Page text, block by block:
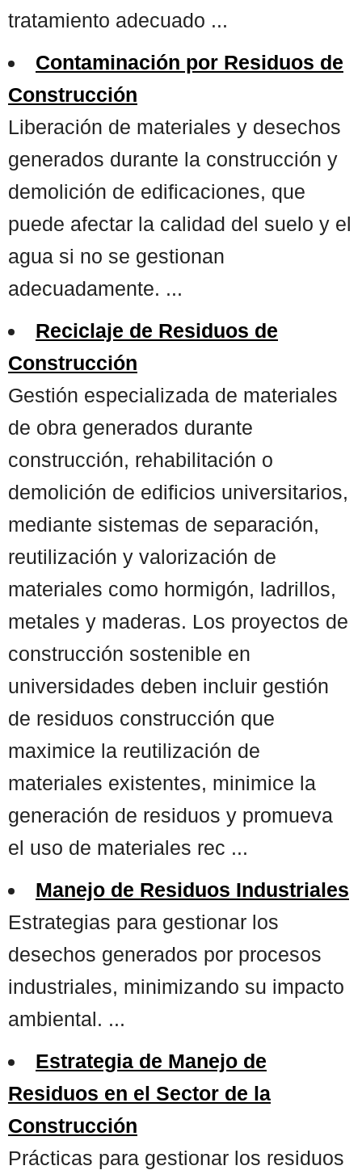
tratamiento adecuado ...
Contaminación por Residuos de
Construcción
Liberación de materiales y desechos
generados durante la construcción y
demolición de edificaciones, que
puede afectar la calidad del suelo y el
agua si no se gestionan
adecuadamente. ...
Reciclaje de Residuos de
Construcción
Gestión especializada de materiales
de obra generados durante
construcción, rehabilitación o
demolición de edificios universitarios,
mediante sistemas de separación,
reutilización y valorización de
materiales como hormigón, ladrillos,
metales y maderas. Los proyectos de
construcción sostenible en
universidades deben incluir gestión
de residuos construcción que
maximice la reutilización de
materiales existentes, minimice la
generación de residuos y promueva
el uso de materiales rec ...
Manejo de Residuos Industriales
Estrategias para gestionar los
desechos generados por procesos
industriales, minimizando su impacto
ambiental. ...
Estrategia de Manejo de
Residuos en el Sector de la
Construcción
Prácticas para gestionar los residuos